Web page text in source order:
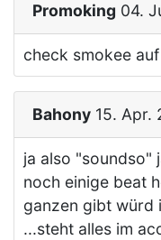
Promoking 04.
check smokee
Bahony 15. Apr.
ja also "soundso"
noch einige beat
ganzen gibt würd
...steht alles im